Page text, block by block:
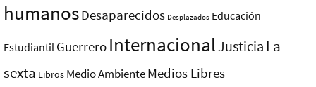
humanosDesaparecidos Desplazados Educación
Estudiantil Guerrero InternacionalJusticia La
sexta Libros Medio AmbienteMedios Libres